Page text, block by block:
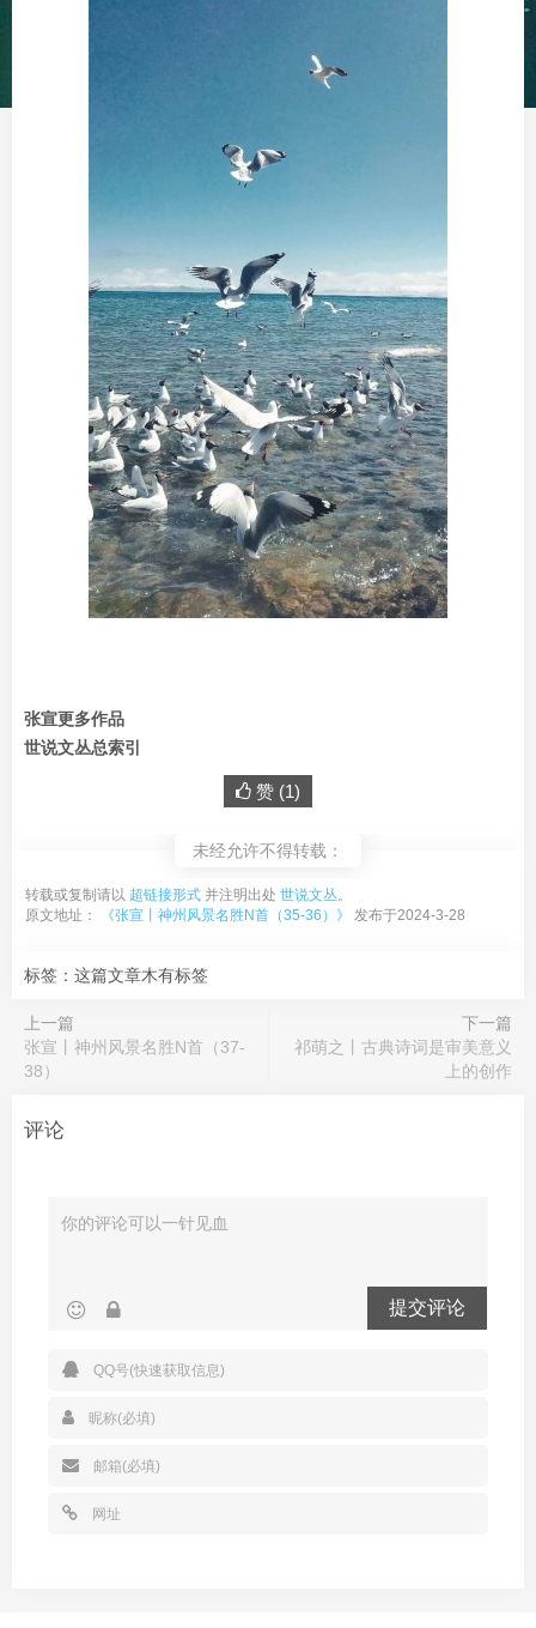
张宣更多作品
世说文丛总索引
赞 (1)
未经允许不得转载：
转载或复制请以 超链接形式 并注明出处 世说文丛。
原文地址：
《张宣丨神州风景名胜N首（35-36）》 发布于2024-3-28
标签：这篇文章木有标签
上一篇
张宣丨神州风景名胜N首（37-
38）
下一篇
祁萌之丨古典诗词是审美意义
上的创作
评论
提交评论